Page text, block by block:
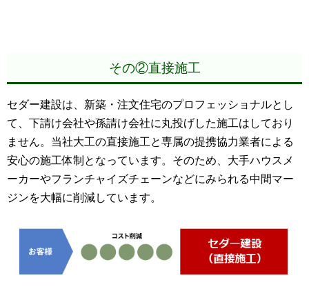
その②直接施工
セダー建設は、新築・注文住宅のプロフェッショナルとし
て、下請け会社や孫請け会社に丸投げした施工はしており
ません。当社大工の直接施工と専属の提携協力業者による
安心の施工体制となっています。そのため、大手ハウスメ
ーカーやフランチャイズチェーンなどにみられる中間マー
ジンを大幅に削減しています。